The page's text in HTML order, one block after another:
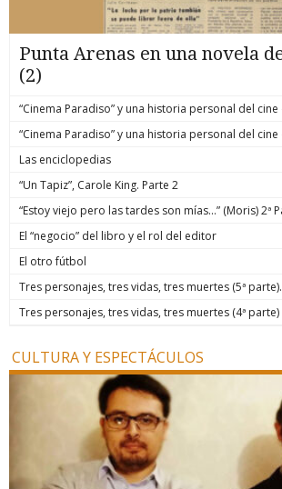
Punta Arenas en una novela
(2)
“Cinema Paradiso” y una historia personal del cine
“Cinema Paradiso” y una historia personal del cine
Las enciclopedias
“Un Tapiz”, Carole King. Parte 2
“Estoy viejo pero las tardes son mías…” (Moris) 2ª
El “negocio” del libro y el rol del editor
El otro fútbol
Tres personajes, tres vidas, tres muertes (5ª parte).
Tres personajes, tres vidas, tres muertes (4ª parte)
CULTURA Y ESPECTÁCULOS